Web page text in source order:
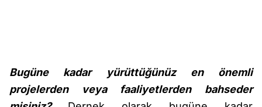
Bugüne kadar yürüttüğünüz en önemli
projelerden veya faaliyetlerden bahseder